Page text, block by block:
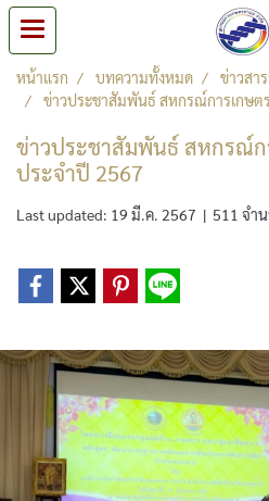
หน้าแรก บทความทั้งหมด
ข่าวสา
ข่าวประชาสัมพันธ์ สหกรณ์การเกษต
ข่าวประชาสัมพันธ์ สหกรณ์ก
ประจำปี 2567
Last updated: 19 มี.ค. 2567 | 511 จำ